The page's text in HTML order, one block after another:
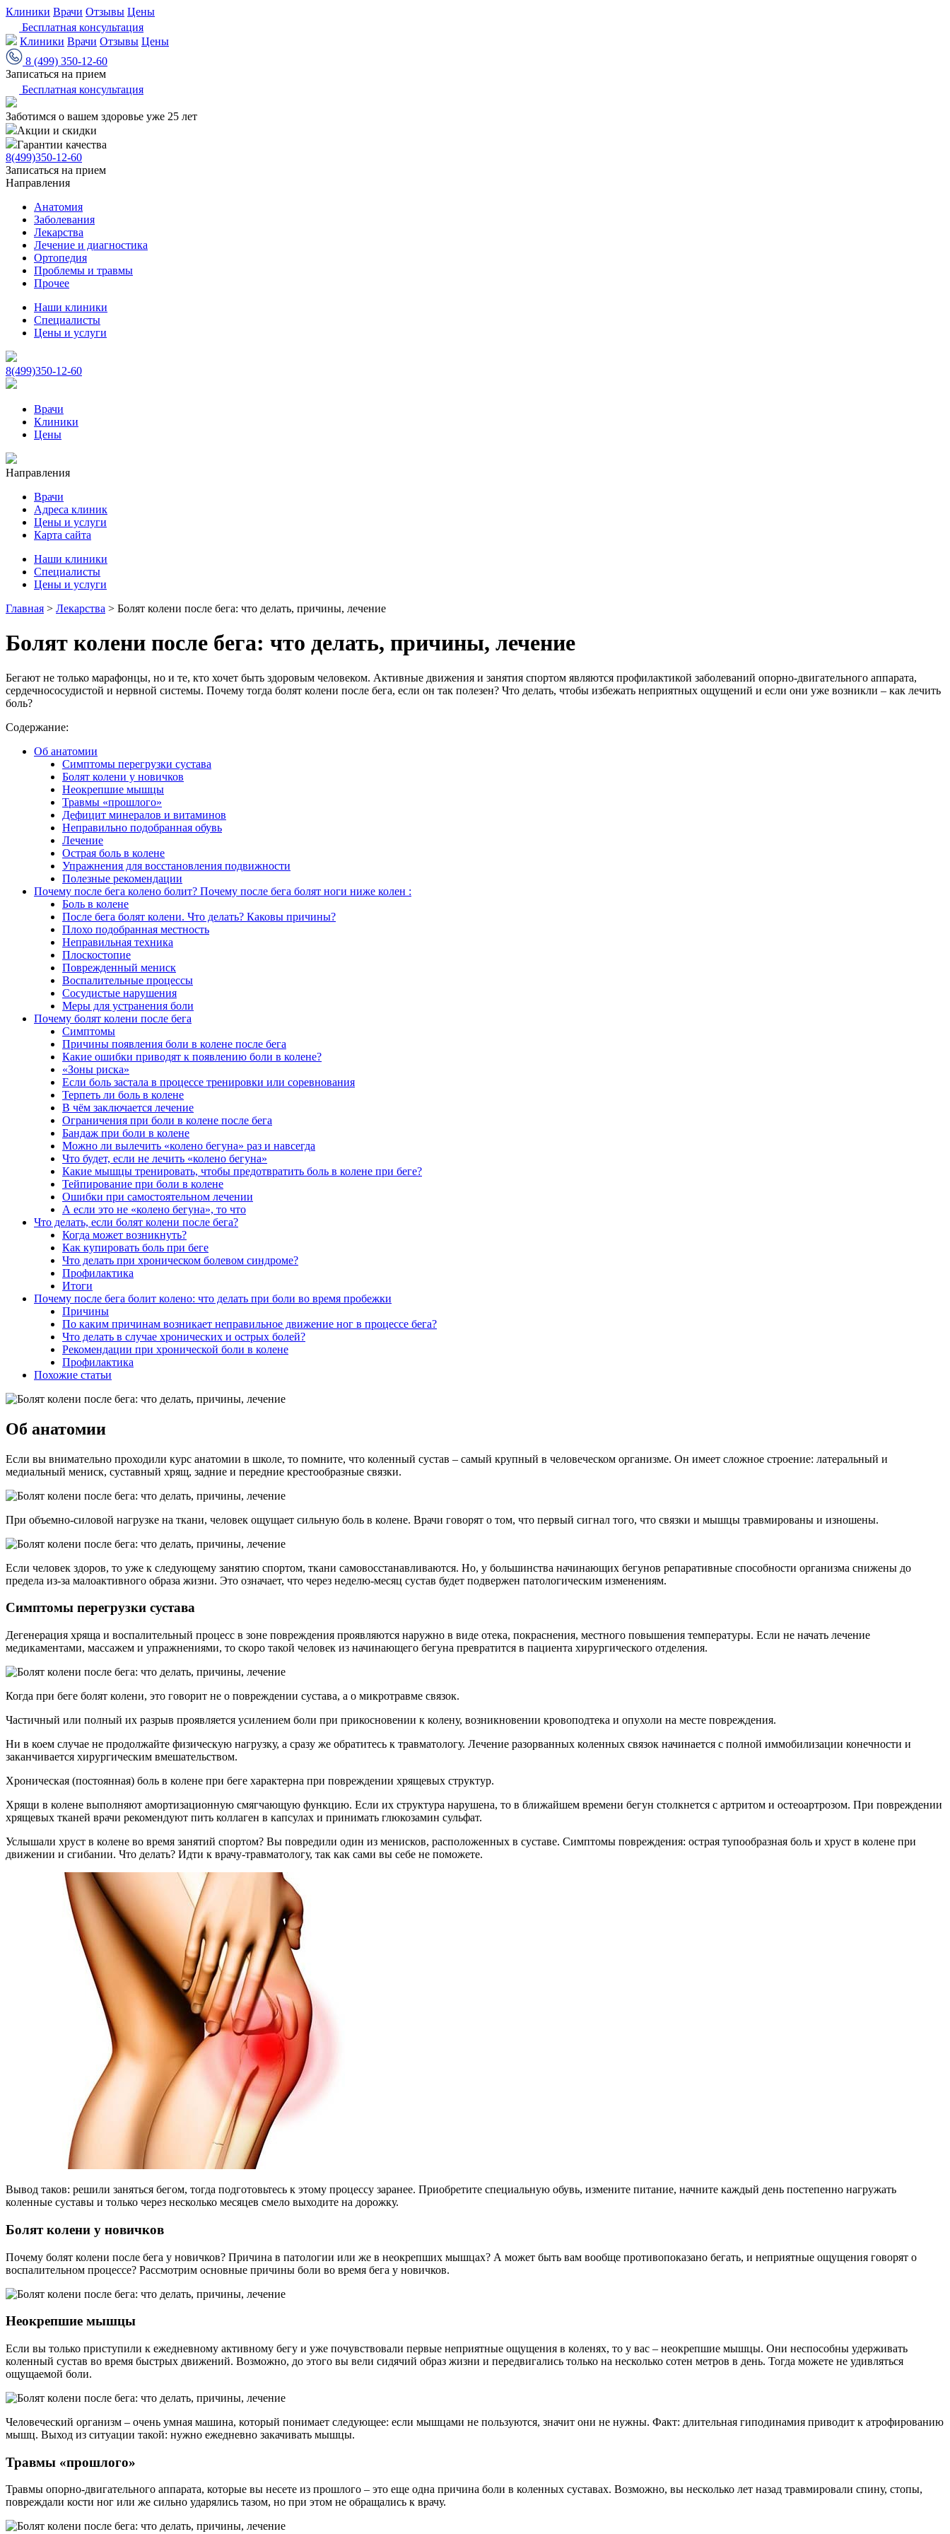
Клиники Врачи Отзывы Цены
Бесплатная консультация
Клиники Врачи Отзывы Цены
8 (499) 350-12-60
Записаться на прием
Бесплатная консультация
Заботимся о вашем здоровье уже 25 лет
Акции и скидки
Гарантии качества
8(499)350-12-60
Записаться на прием
Направления
Анатомия
Заболевания
Лекарства
Лечение и диагностика
Ортопедия
Проблемы и травмы
Прочее
Наши клиники
Специалисты
Цены и услуги
8(499)350-12-60
Врачи
Клиники
Цены
Направления
Врачи
Адреса клиник
Цены и услуги
Карта сайта
Наши клиники
Специалисты
Цены и услуги
Главная > Лекарства > Болят колени после бега: что делать, причины, лечение
Болят колени после бега: что делать, причины, лечение
Бегают не только марафонцы, но и те, кто хочет быть здоровым человеком. Активные движения и занятия спортом являются профилактикой заболеваний опорно-двигательного аппарата,
сердечнососудистой и нервной системы. Почему тогда болят колени после бега, если он так полезен? Что делать, чтобы избежать неприятных ощущений и если они уже возникли – как лечить
боль?
Содержание:
Об анатомии
Симптомы перегрузки сустава
Болят колени у новичков
Неокрепшие мышцы
Травмы «прошлого»
Дефицит минералов и витаминов
Неправильно подобранная обувь
Лечение
Острая боль в колене
Упражнения для восстановления подвижности
Полезные рекомендации
Почему после бега колено болит? Почему после бега болят ноги ниже колен :
Боль в колене
После бега болят колени. Что делать? Каковы причины?
Плохо подобранная местность
Неправильная техника
Плоскостопие
Поврежденный мениск
Воспалительные процессы
Сосудистые нарушения
Меры для устранения боли
Почему болят колени после бега
Симптомы
Причины появления боли в колене после бега
Какие ошибки приводят к появлению боли в колене?
«Зоны риска»
Если боль застала в процессе тренировки или соревнования
Терпеть ли боль в колене
В чём заключается лечение
Ограничения при боли в колене после бега
Бандаж при боли в колене
Можно ли вылечить «колено бегуна» раз и навсегда
Что будет, если не лечить «колено бегуна»
Какие мышцы тренировать, чтобы предотвратить боль в колене при беге?
Тейпирование при боли в колене
Ошибки при самостоятельном лечении
А если это не «колено бегуна», то что
Что делать, если болят колени после бега?
Когда может возникнуть?
Как купировать боль при беге
Что делать при хроническом болевом синдроме?
Профилактика
Итоги
Почему после бега болит колено: что делать при боли во время пробежки
Причины
По каким причинам возникает неправильное движение ног в процессе бега?
Что делать в случае хронических и острых болей?
Рекомендации при хронической боли в колене
Профилактика
Похожие статьи
Об анатомии
Если вы внимательно проходили курс анатомии в школе, то помните, что коленный сустав – самый крупный в человеческом организме. Он имеет сложное строение: латеральный и
медиальный мениск, суставный хрящ, задние и передние крестообразные связки.
При объемно-силовой нагрузке на ткани, человек ощущает сильную боль в колене. Врачи говорят о том, что первый сигнал того, что связки и мышцы травмированы и изношены.
Если человек здоров, то уже к следующему занятию спортом, ткани самовосстанавливаются. Но, у большинства начинающих бегунов репаративные способности организма снижены до
предела из-за малоактивного образа жизни. Это означает, что через неделю-месяц сустав будет подвержен патологическим изменениям.
Симптомы перегрузки сустава
Дегенерация хряща и воспалительный процесс в зоне повреждения проявляются наружно в виде отека, покраснения, местного повышения температуры. Если не начать лечение
медикаментами, массажем и упражнениями, то скоро такой человек из начинающего бегуна превратится в пациента хирургического отделения.
Когда при беге болят колени, это говорит не о повреждении сустава, а о микротравме связок.
Частичный или полный их разрыв проявляется усилением боли при прикосновении к колену, возникновении кровоподтека и опухоли на месте повреждения.
Ни в коем случае не продолжайте физическую нагрузку, а сразу же обратитесь к травматологу. Лечение разорванных коленных связок начинается с полной иммобилизации конечности и
заканчивается хирургическим вмешательством.
Хроническая (постоянная) боль в колене при беге характерна при повреждении хрящевых структур.
Хрящи в колене выполняют амортизационную смягчающую функцию. Если их структура нарушена, то в ближайшем времени бегун столкнется с артритом и остеоартрозом. При повреждении
хрящевых тканей врачи рекомендуют пить коллаген в капсулах и принимать глюкозамин сульфат.
Услышали хруст в колене во время занятий спортом? Вы повредили один из менисков, расположенных в суставе. Симптомы повреждения: острая тупообразная боль и хруст в колене при
движении и сгибании. Что делать? Идти к врачу-травматологу, так как сами вы себе не поможете.
Вывод таков: решили заняться бегом, тогда подготовьтесь к этому процессу заранее. Приобретите специальную обувь, измените питание, начните каждый день постепенно нагружать
коленные суставы и только через несколько месяцев смело выходите на дорожку.
Болят колени у новичков
Почему болят колени после бега у новичков? Причина в патологии или же в неокрепших мышцах? А может быть вам вообще противопоказано бегать, и неприятные ощущения говорят о
воспалительном процессе? Рассмотрим основные причины боли во время бега у новичков.
Неокрепшие мышцы
Если вы только приступили к ежедневному активному бегу и уже почувствовали первые неприятные ощущения в коленях, то у вас – неокрепшие мышцы. Они неспособны удерживать
коленный сустав во время быстрых движений. Возможно, до этого вы вели сидячий образ жизни и передвигались только на несколько сотен метров в день. Тогда можете не удивляться
ощущаемой боли.
Человеческий организм – очень умная машина, который понимает следующее: если мышцами не пользуются, значит они не нужны. Факт: длительная гиподинамия приводит к атрофированию
мышц. Выход из ситуации такой: нужно ежедневно закачивать мышцы.
Травмы «прошлого»
Травмы опорно-двигательного аппарата, которые вы несете из прошлого – это еще одна причина боли в коленных суставах. Возможно, вы несколько лет назад травмировали спину, стопы,
повреждали кости ног или же сильно ударялись тазом, но при этом не обращались к врачу.